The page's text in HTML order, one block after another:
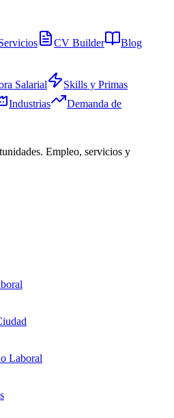
CV Builder Blog
Salarial
Skills y Primas
Industrias
Demanda de
Empleo, servicios y
Laboral